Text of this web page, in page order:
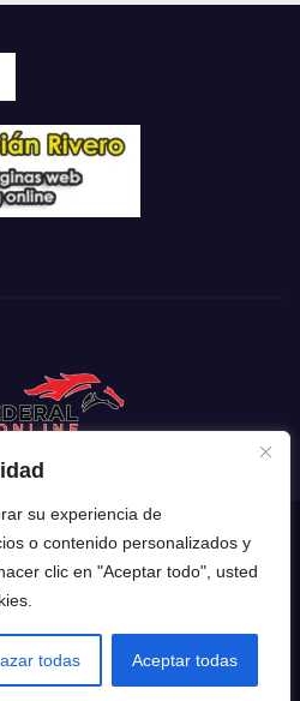
su experiencia de
o contenido personalizados y
clic en "Aceptar todo", usted
todas Aceptar todas
|Tema: Newsup deThemeansar
El Mundo Tecnología